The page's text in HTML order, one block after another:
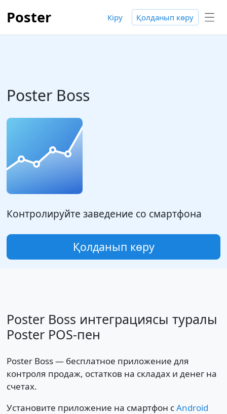
Poster Кіру Қолданып көру
Poster Boss
Контролируйте заведение со смартфона
Қолданып көру
Poster Boss интеграциясы туралы
Poster POS-пен
Poster Boss — бесплатное приложение для
контроля продаж, остатков на складах и денег на
счетах.
Установите приложение на смартфон сAndroid